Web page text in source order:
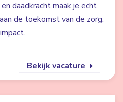
daadkracht maak je echt
de toekomst van de zorg.
Bekijk vacature